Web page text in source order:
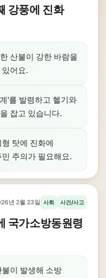
강풍에 진화
산불이 강한 바람을
어요.
'를 발령하고 헬기와
잡고 있습니다.
탓에 진화에
주의가 필요해요.
년 2월 23일 사회 사건/사고
국가소방동원령
이 발생해 소방